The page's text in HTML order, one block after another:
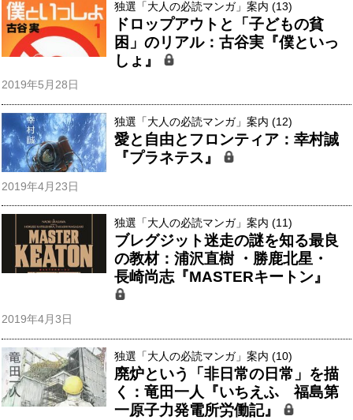
独選「大人の必読マンガ」案内 (13)
ドロップアウトと「子どもの貧
困」のリアル：古谷実『僕といっ
しょ』
2019年5月28日
独選「大人の必読マンガ」案内 (12)
愛と自由とフロンティア：幸村誠
『プラネテス』
2019年4月23日
独選「大人の必読マンガ」案内 (11)
ブレグジット迷走の謎を知る最良
の教材：浦沢直樹 ・勝鹿北星・
長崎尚志『MASTERキートン』
2019年4月3日
独選「大人の必読マンガ」案内 (10)
廃炉という「非日常の日常」を描
く：竜田一人『いちえふ 福島第
一原子力発電所労働記』